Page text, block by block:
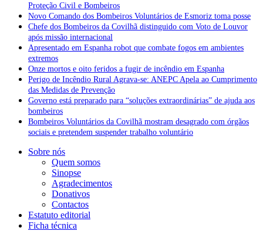
Proteção Civil e Bombeiros
Novo Comando dos Bombeiros Voluntários de Esmoriz toma posse
Chefe dos Bombeiros da Covilhã distinguido com Voto de Louvor
após missão internacional
Apresentado em Espanha robot que combate fogos em ambientes
extremos
Onze mortos e oito feridos a fugir de incêndio em Espanha
Perigo de Incêndio Rural Agrava-se: ANEPC Apela ao Cumprimento
das Medidas de Prevenção
Governo está preparado para “soluções extraordinárias” de ajuda aos
bombeiros
Bombeiros Voluntários da Covilhã mostram desagrado com órgãos
sociais e pretendem suspender trabalho voluntário
Sobre nós
Quem somos
Sinopse
Agradecimentos
Donativos
Contactos
Estatuto editorial
Ficha técnica